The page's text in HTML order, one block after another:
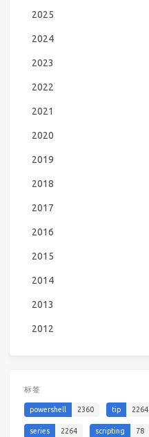
2025
2024
2023
2022
2021
2020
2019
2018
2017
2016
2015
2014
2013
2012
标签
powershell 2360 tip 2264
series 2264 scripting 78